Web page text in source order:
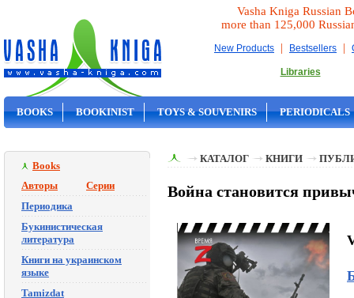
Vasha Kniga Russian
more than 125,000
New Products | Bestsellers |
Libraries
BOOKS BOOKINIST TOYS & SOUVENIRS PERIODICALS
Books
Авторы
Серии
Периодика
Букинистическая
литература
Книги на украинском
языке
Tamizdat
КАТАЛОГ КНИГИ
Война становится